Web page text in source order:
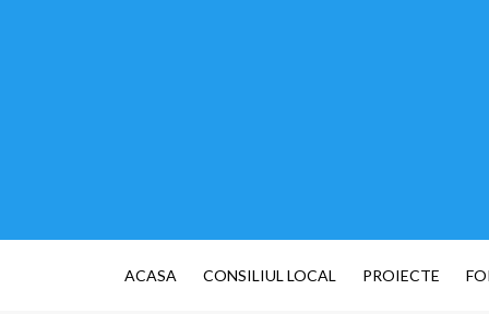
ACASA CONSILIUL LOCAL PROIECTE